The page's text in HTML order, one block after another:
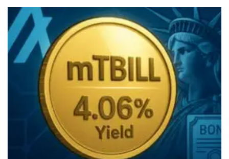
dịch Mỹ (SEC) để xin phê duyệt quỹ ETF Bitcoin...